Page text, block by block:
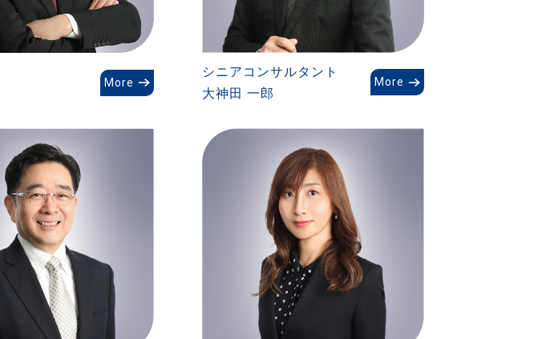
More
シニアコンサルタント
大神田 一郎
More